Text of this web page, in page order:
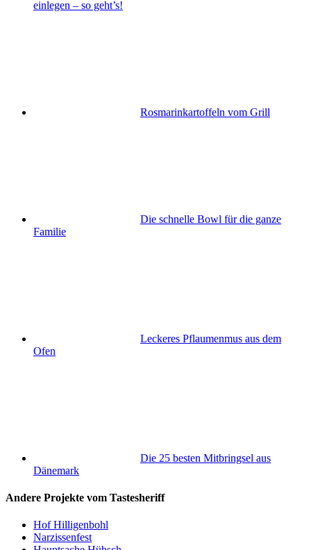
einlegen – so geht’s!
Rosmarinkartoffeln vom Grill
Die schnelle Bowl für die ganze
Familie
Leckeres Pflaumenmus aus dem
Ofen
Die 25 besten Mitbringsel aus
Dänemark
Andere Projekte vom Tastesheriff
Hof Hilligenbohl
Narzissenfest